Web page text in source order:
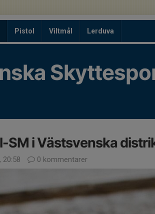
Pistol Viltmål Lerduva
SM i Västsvenska
20:58 0 kommentarer